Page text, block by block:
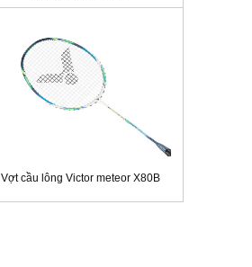
Vợt cầu lông Victor meteor X80B